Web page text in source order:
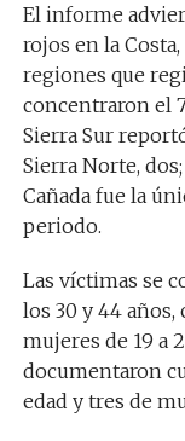
El informe
rojos en la
regiones que
concentraron el
Sierra Sur
Sierra Norte,
Cañada fue la
periodo.
Las víctimas se
los 30 y 44 años,
mujeres de 19 a
documentaron
edad y tres de